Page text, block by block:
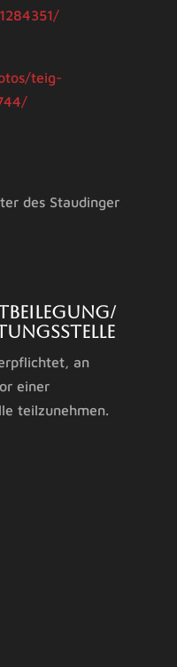
teig-
des Staudinger
an
einer
teilzunehmen.